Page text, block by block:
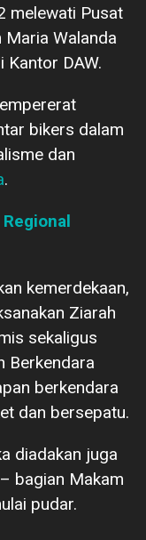
melewati Pusat
Walanda
DAW.
bikers dalam
dan
.
Regional
kemerdekaan,
Ziarah
sekaligus
Berkendara
berkendara
dan bersepatu.
diadakan juga
bagian Makam
pudar.